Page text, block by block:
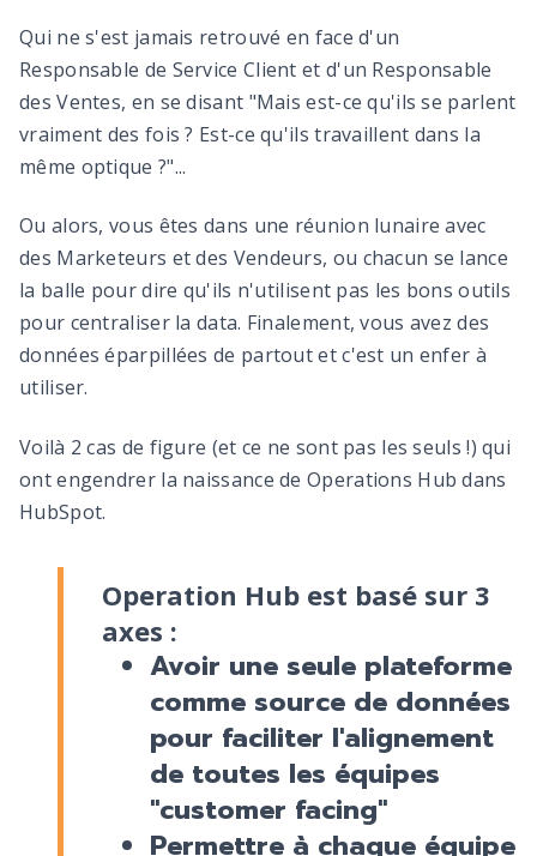
Qui ne s'est jamais retrouvé en face d'un
Responsable de Service Client et d'un Responsable
des Ventes, en se disant "Mais est-ce qu'ils se parlent
vraiment des fois ? Est-ce qu'ils travaillent dans la
même optique ?"...
Ou alors, vous êtes dans une réunion lunaire avec
des Marketeurs et des Vendeurs, ou chacun se lance
la balle pour dire qu'ils n'utilisent pas les bons outils
pour centraliser la data. Finalement, vous avez des
données éparpillées de partout et c'est un enfer à
utiliser.
Voilà 2 cas de figure (et ce ne sont pas les seuls !) qui
ont engendrer la naissance de Operations Hub dans
HubSpot.
Operation Hub est basé sur 3
axes :
Avoir une seule plateforme
comme source de données
pour faciliter l'alignement
de toutes les équipes
"customer facing"
Permettre à chaque équipe